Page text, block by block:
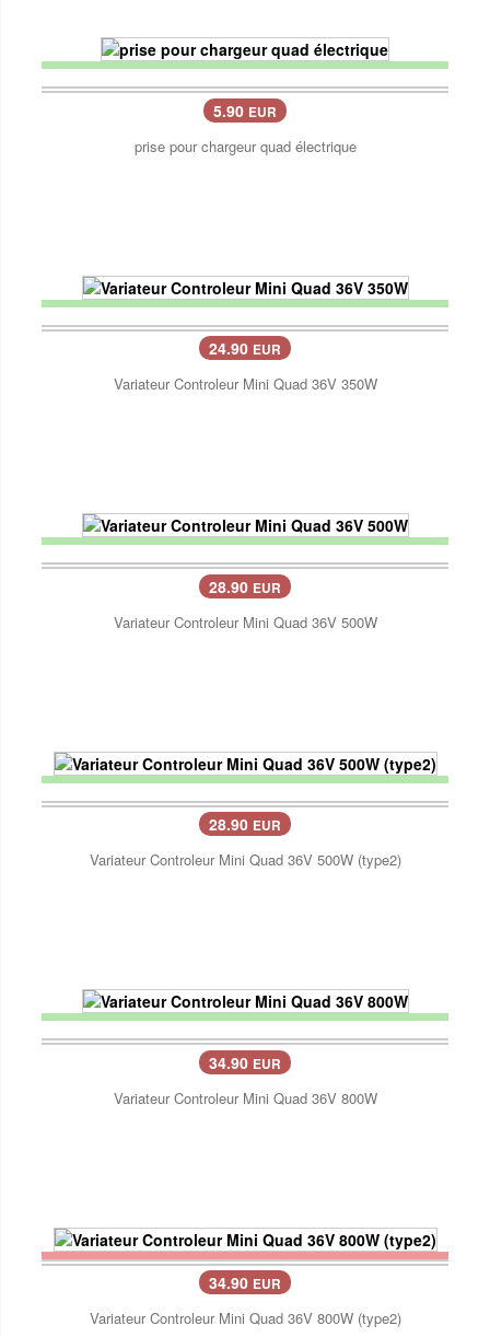
5.90 EUR
prise pour chargeur quad électrique
24.90 EUR
Variateur Controleur Mini Quad 36V 350W
28.90 EUR
Variateur Controleur Mini Quad 36V 500W
28.90 EUR
Variateur Controleur Mini Quad 36V 500W (type2)
34.90 EUR
Variateur Controleur Mini Quad 36V 800W
34.90 EUR
Variateur Controleur Mini Quad 36V 800W (type2)